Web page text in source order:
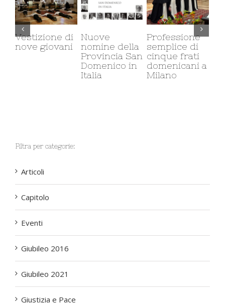
Vestizione di
nove giovani
Nuove
nomine della
Provincia San
Domenico in
Italia
Professione
semplice di
cinque frati
domenicani a
Milano
Filtra per categorie:
Articoli
Capitolo
Eventi
Giubileo 2016
Giubileo 2021
Giustizia e Pace